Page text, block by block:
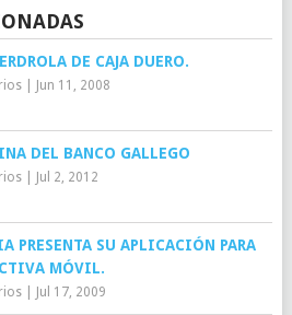
DE CAJA DUERO.
| Jun 11, 2008
DEL BANCO GALLEGO
| Jul 2, 2012
PRESENTA SU APLICACIÓN PARA
MÓVIL.
| Jul 17, 2009